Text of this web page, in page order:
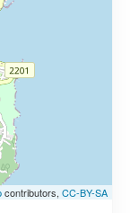
contributors, CC-BY-SA